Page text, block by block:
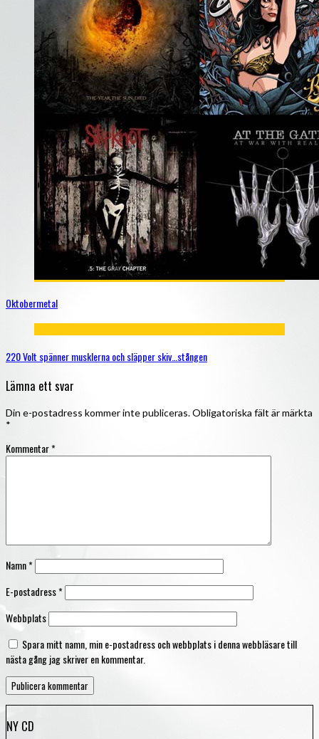
Oktobermetal
220 Volt spänner musklerna och släpper skiv…stången
Lämna ett svar
Din e-postadress kommer inte publiceras.Obligatoriska fält är märkta
*
Kommentar*
Namn*
E-postadress*
Webbplats
Spara mitt namn, min e-postadress och webbplats i denna webbläsare till
nästa gång jag skriver en kommentar.
NY CD